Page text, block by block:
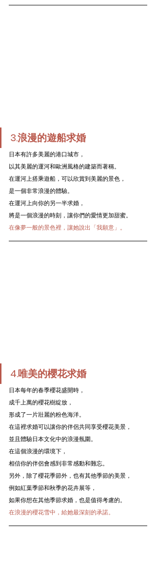
3.浪漫的遊船求婚
日本有許多美麗的港口城市，
以其美麗的運河和歐洲風格的建築而著稱。
在運河上搭乘遊船，可以欣賞到美麗的景色，
是一個非常浪漫的體驗。
在運河上向你的另一半求婚，
將是一個浪漫的時刻，讓你們的愛情更加甜蜜。
在像夢一般的景色裡，讓她說出「我願意」。
4.唯美的櫻花求婚
日本每年的春季櫻花盛開時，
成千上萬的櫻花樹綻放，
形成了一片壯麗的粉色海洋。
在這裡求婚可以讓你的伴侶共同享受櫻花美景，
並且體驗日本文化中的浪漫氛圍。
在這個浪漫的環境下，
相信你的伴侶會感到非常感動和難忘。
另外，除了櫻花季節外，也有其他季節的美景，
例如紅葉季節和秋季的花卉展等，
如果你想在其他季節求婚，也是值得考慮的。
在浪漫的櫻花雪中，給她最深刻的承諾。